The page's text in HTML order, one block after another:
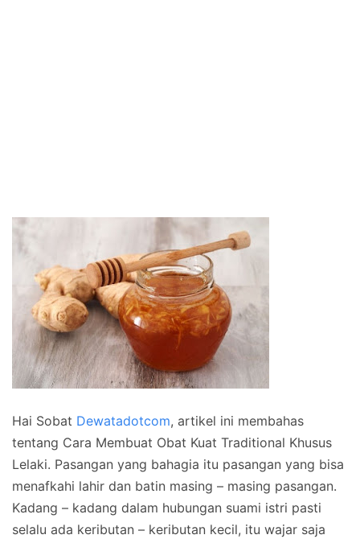
Hai Sobat Dewatadotcom, artikel ini membahas
tentang Cara Membuat Obat Kuat Traditional Khusus
Lelaki. Pasangan yang bahagia itu pasangan yang bisa
menafkahi lahir dan batin masing – masing pasangan.
Kadang – kadang dalam hubungan suami istri pasti
selalu ada keributan – keributan kecil, itu wajar saja